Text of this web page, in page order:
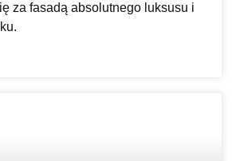
za fasadą absolutnego luksusu i